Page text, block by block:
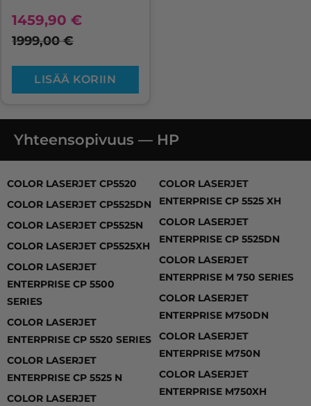
1459,90 €
1999,00€
LISÄÄ KORIIN
Yhteensopivuus — HP
COLOR LASERJET CP5520
COLOR LASERJET CP5525DN
COLOR LASERJET CP5525N
COLOR LASERJET CP5525XH
COLOR LASERJET
ENTERPRISE CP 5500
SERIES
COLOR LASERJET
ENTERPRISE CP 5520 SERIES
COLOR LASERJET
ENTERPRISE CP 5525 N
COLOR LASERJET
COLOR LASERJET
ENTERPRISE CP 5525 XH
COLOR LASERJET
ENTERPRISE CP 5525DN
COLOR LASERJET
ENTERPRISE M 750 SERIES
COLOR LASERJET
ENTERPRISE M750DN
COLOR LASERJET
ENTERPRISE M750N
COLOR LASERJET
ENTERPRISE M750XH